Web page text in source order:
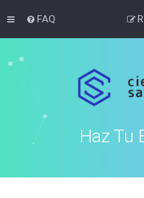
FAQ
Haz Tu